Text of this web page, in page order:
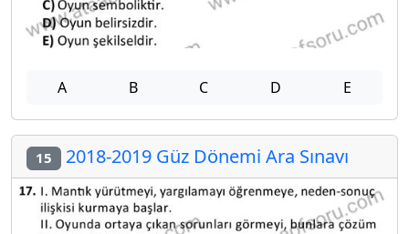
A B C D E
15 2018-2019 Güz Dönemi Ara Sınavı